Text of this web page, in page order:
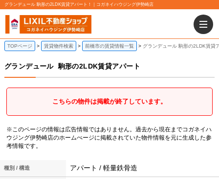
グランデュール 駒形の2LDK賃貸アパート！｜コガネイハウジング伊勢崎店
TOPページ 賃貸物件検索 前橋市の賃貸情報一覧 グランデュール 駒形の2LDK賃貸
グランデュール 駒形の2LDK賃貸アパート
こちらの物件は掲載が終了しています。
※このページの情報は広告情報ではありません。過去から現在までコガネイハ
ウジング伊勢崎店のホームぺージに掲載されていた物件情報を元に生成した参
考情報です。
種別 / 構造 アパート / 軽量鉄骨造